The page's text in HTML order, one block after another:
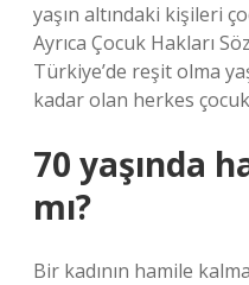
yaşın altındaki kişileri
Ayrıca Çocuk Hakları
Türkiye’de reşit olma
kadar olan herkes
70 yaşında
mı?
Bir kadının hamile